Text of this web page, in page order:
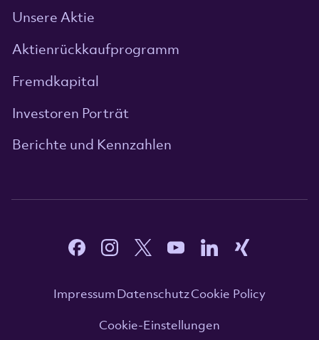
Unsere Aktie
Aktienrückkaufprogramm
Fremdkapital
Investoren Porträt
Berichte und Kennzahlen
ImpressumDatenschutzCookie Policy
Cookie-Einstellungen